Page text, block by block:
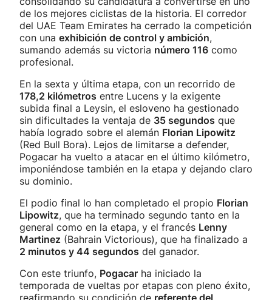
de los mejores ciclistas de la historia. El corredor
del UAE Team Emirates ha cerrado la competición
con una exhibición de control y ambición,
sumando además su victoria número 116 como
profesional.
En la sexta y última etapa, con un recorrido de
178,2 kilómetros entre Lucens y la exigente
subida final a Leysin, el esloveno ha gestionado
sin dificultades la ventaja de 35 segundos que
había logrado sobre el alemán Florian Lipowitz
(Red Bull Bora). Lejos de limitarse a defender,
Pogacar ha vuelto a atacar en el último kilómetro,
imponiéndose también en la etapa y dejando claro
su dominio.
El podio final lo han completado el propio Florian
Lipowitz, que ha terminado segundo tanto en la
general como en la etapa, y el francés Lenny
Martinez (Bahrain Victorious), que ha finalizado a
2 minutos y 44 segundos del ganador.
Con este triunfo, Pogacar ha iniciado la
temporada de vueltas por etapas con pleno éxito,
reafirmando su condición de referente del